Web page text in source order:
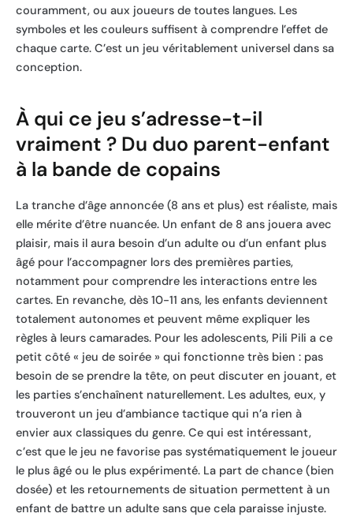
couramment, ou aux joueurs de toutes langues. Les
symboles et les couleurs suffisent à comprendre l’effet de
chaque carte. C’est un jeu véritablement universel dans sa
conception.
À qui ce jeu s’adresse-t-il
vraiment ? Du duo parent-enfant
à la bande de copains
La tranche d’âge annoncée (8 ans et plus) est réaliste, mais
elle mérite d’être nuancée. Un enfant de 8 ans jouera avec
plaisir, mais il aura besoin d’un adulte ou d’un enfant plus
âgé pour l’accompagner lors des premières parties,
notamment pour comprendre les interactions entre les
cartes. En revanche, dès 10-11 ans, les enfants deviennent
totalement autonomes et peuvent même expliquer les
règles à leurs camarades. Pour les adolescents, Pili Pili a ce
petit côté « jeu de soirée » qui fonctionne très bien : pas
besoin de se prendre la tête, on peut discuter en jouant, et
les parties s’enchaînent naturellement. Les adultes, eux, y
trouveront un jeu d’ambiance tactique qui n’a rien à
envier aux classiques du genre. Ce qui est intéressant,
c’est que le jeu ne favorise pas systématiquement le joueur
le plus âgé ou le plus expérimenté. La part de chance (bien
dosée) et les retournements de situation permettent à un
enfant de battre un adulte sans que cela paraisse injuste.